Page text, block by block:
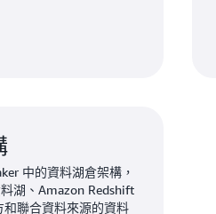
中的資料湖倉架構，
湖、Amazon Redshift
聯合資料來源的資料